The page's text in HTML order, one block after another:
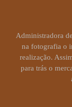
Administradora
na fotografia o
realização.
para trás o